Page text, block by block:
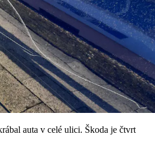
auta v celé ulici. Škoda je čtvrt